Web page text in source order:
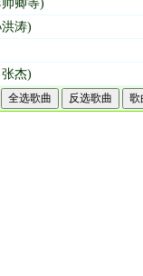
卿等)
涛)
杰)